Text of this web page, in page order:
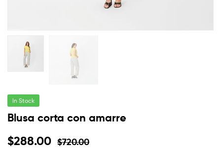
In Stock
Blusa corta con amarre
$720.00
$288.00